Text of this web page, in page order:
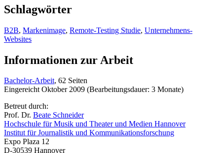
Schlagwörter
B2B, Markenimage, Remote-Testing Studie, Unternehmens-
Websites
Informationen zur Arbeit
Bachelor-Arbeit, 62 Seiten
Eingereicht Oktober 2009 (Bearbeitungsdauer: 3 Monate)
Betreut durch:
Prof. Dr. Beate Schneider
Hochschule für Musik und Theater und Medien Hannover
Institut für Journalistik und Kommunikationsforschung
Expo Plaza 12
D-30539 Hannover